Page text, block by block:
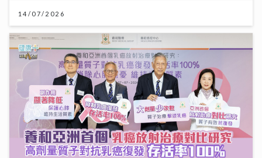
14/07/2026